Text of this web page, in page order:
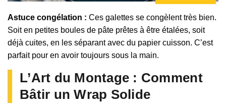
Astuce congélation : Ces galettes se congèlent très bien.
Soit en petites boules de pâte prêtes à être étalées, soit
déjà cuites, en les séparant avec du papier cuisson. C’est
parfait pour en avoir toujours sous la main.
L’Art du Montage : Comment
Bâtir un Wrap Solide